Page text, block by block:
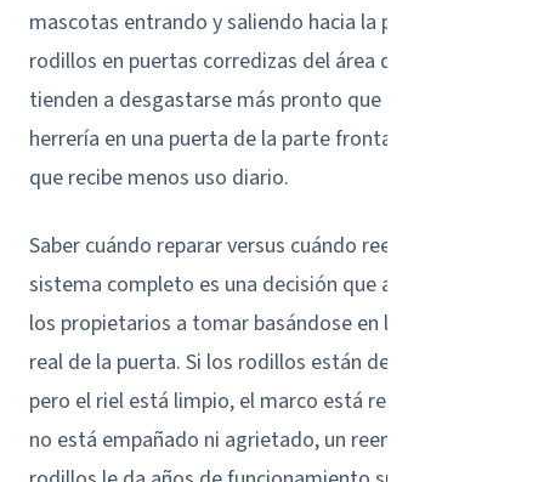
mascotas entrando y saliendo hacia la piscina. Los
rodillos en puertas corredizas del área de piscina
tienden a desgastarse más pronto que la misma
herrería en una puerta de la parte frontal de la casa
que recibe menos uso diario.
Saber cuándo reparar versus cuándo reemplazar el
sistema completo es una decisión que ayudamos a
los propietarios a tomar basándose en la condición
real de la puerta. Si los rodillos están desgastados
pero el riel está limpio, el marco está recto, y el vidrio
no está empañado ni agrietado, un reemplazo de